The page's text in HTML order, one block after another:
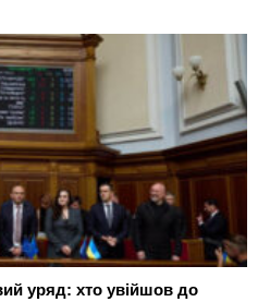
уряд: хто увійшов до